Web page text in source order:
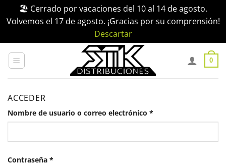
🏖️ Cerrado por vacaciones del 10 al 14 de agosto.
Volvemos el 17 de agosto. ¡Gracias por su comprensión!
Descartar
0
ACCEDER
Nombre de usuario o correo electrónico *Obligatorio
Contraseña *Obligatorio